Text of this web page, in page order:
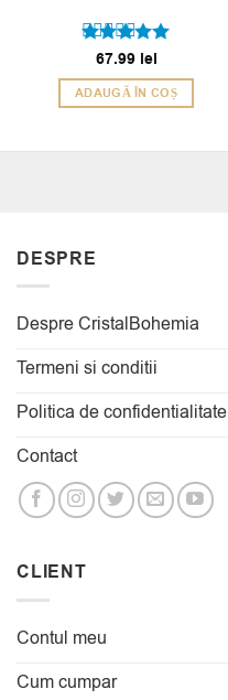
Evaluat la
5din 5
67.99 lei
ADAUGĂ ÎN COȘ
DESPRE
Despre CristalBohemia
Termeni si conditii
Politica de confidentialitate
Contact
CLIENT
Contul meu
Cum cumpar